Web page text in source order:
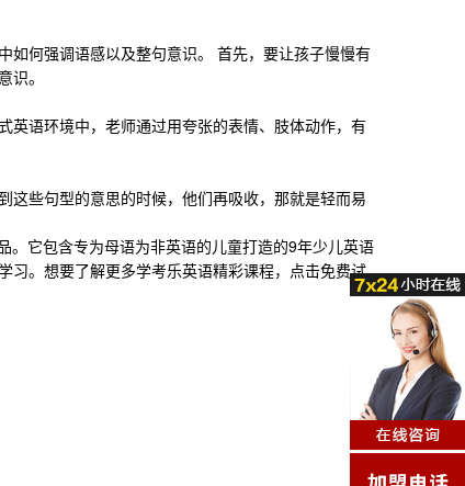
如何强调语感以及整句意识。 首先，要让孩子慢慢有
。
英语环境中，老师通过用夸张的表情、肢体动作，有
这些句型的意思的时候，他们再吸收，那就是轻而易
。它包含专为母语为非英语的儿童打造的9年少儿英语
习。想要了解更多学考乐英语精彩课程，点击免费试